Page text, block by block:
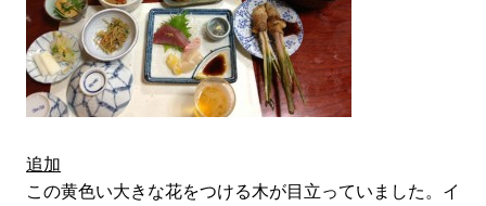
追加
この黄色い大きな花をつける木が目立っていました。イ